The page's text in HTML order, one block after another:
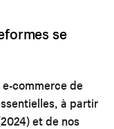
se
commerce de
à partir
et de nos